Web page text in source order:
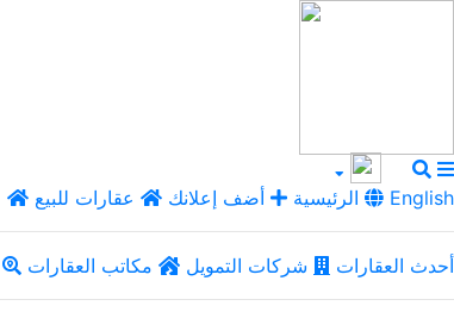
الرئيسية أضف إعلانك عقارات للبيع English
أحدث العقارات شركات التمويل مكاتب العقارات